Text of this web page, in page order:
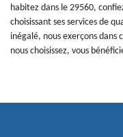
habitez dans le 29560,
choisissant ses services de
inégalé, nous exerçons dans
nous choisissez, vous